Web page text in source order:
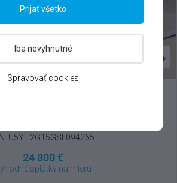
U5YH2G15GSL094265
24 800 €
splátky na mieru
Spravovať cookies
Iba nevyhnutné
Prijať všetko